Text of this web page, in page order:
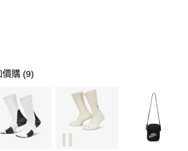
價購 (9)